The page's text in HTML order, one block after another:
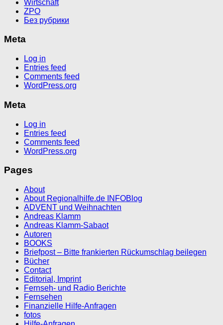
Wirtschaft
ZPO
Без рубрики
Meta
Log in
Entries feed
Comments feed
WordPress.org
Meta
Log in
Entries feed
Comments feed
WordPress.org
Pages
About
About Regionalhilfe.de INFOBlog
ADVENT und Weihnachten
Andreas Klamm
Andreas Klamm-Sabaot
Autoren
BOOKS
Briefpost – Bitte frankierten Rückumschlag beilegen
Bücher
Contact
Editorial, Imprint
Fernseh- und Radio Berichte
Fernsehen
Finanzielle Hilfe-Anfragen
fotos